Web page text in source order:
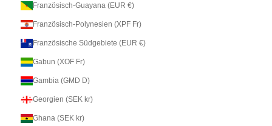
Französisch-Guayana (EUR €)
Französisch-Polynesien (XPF Fr)
Französische Südgebiete (EUR €)
Gabun (XOF Fr)
Gambia (GMD D)
Georgien (SEK kr)
Ghana (SEK kr)